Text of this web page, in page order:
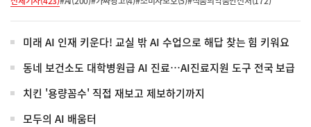
미래 AI 인재 키운다! 교실 밖 AI 수업으로 해답 찾는 힘 키워요
동네 보건소도 대학병원급 AI 진료…AI진료지원 도구 전국 보급
치킨 '용량꼼수' 직접 재보고 제보하기까지
모두의 AI 배움터